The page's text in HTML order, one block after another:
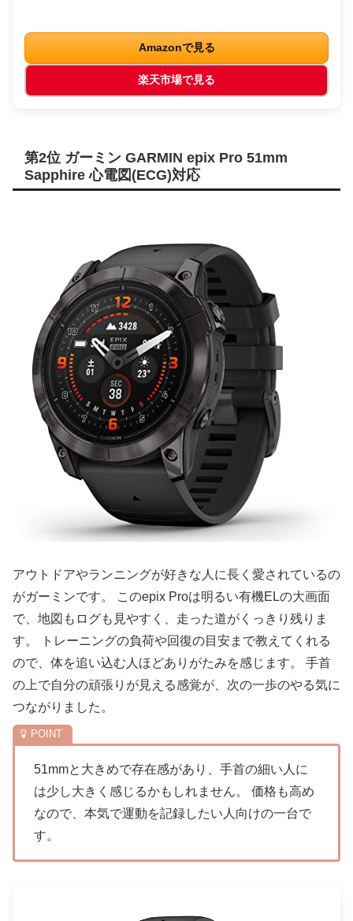
Amazonで見る
楽天市場で見る
第2位 ガーミン GARMIN epix Pro 51mm
Sapphire 心電図(ECG)対応
アウトドアやランニングが好きな人に長く愛されているの
がガーミンです。 このepix Proは明るい有機ELの大画面
で、地図もログも見やすく、走った道がくっきり残りま
す。 トレーニングの負荷や回復の目安まで教えてくれる
ので、体を追い込む人ほどありがたみを感じます。 手首
の上で自分の頑張りが見える感覚が、次の一歩のやる気に
つながりました。
51mmと大きめで存在感があり、手首の細い人に
は少し大きく感じるかもしれません。 価格も高め
なので、本気で運動を記録したい人向けの一台で
す。